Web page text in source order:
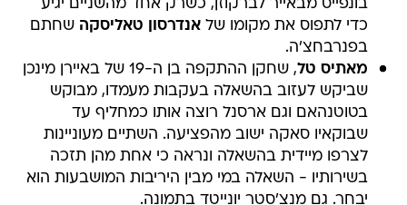
בונפייס מבאייר לברקוזן, כשרק אחד מהשניים יגיע
כדי לתפוס את מקומו שלאנדרסון טאליסקה שחתם
בפנרבחצ'ה.
מאתיס טל
, שחקן ההתקפה בן ה-19 של באיירן מינכן
שביקש לעזוב בהשאלה בעקבות מעמדו, מבוקש
בטוטנהאם וגם ארסנל רוצה אותו כמחליף עד
שבוקאיו סאקה ישוב מהפציעה. השתיים מעוניינות
לצרפו מיידית בהשאלה ונראה כי אחת מהן תזכה
בשירותיו - השאלה במי מבין היריבות המושבעות הוא
יבחר. גם מנצ'סטר יונייטד בתמונה.